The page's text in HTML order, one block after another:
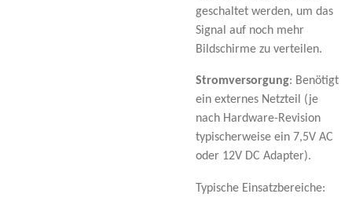
geschaltet werden, um das
Signal auf noch mehr
Bildschirme zu verteilen.
Stromversorgung: Benötigt
ein externes Netzteil (je
nach Hardware-Revision
typischerweise ein 7,5V AC
oder 12V DC Adapter).
Typische Einsatzbereiche: